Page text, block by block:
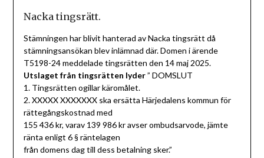
Nacka tingsrätt.
Stämningen har blivit hanterad av Nacka tingsrätt då
stämningsansökan blev inlämnad där. Domen i ärende
T5198-24 meddelade tingsrätten den 14 maj 2025.
Utslaget från tingsrätten lyder” DOMSLUT
1. Tingsrätten ogillar käromålet.
2. XXXXX XXXXXXX ska ersätta Härjedalens kommun för
rättegångskostnad med
155 436 kr, varav 139 986 kr avser ombudsarvode, jämte
ränta enligt 6 § räntelagen
från domens dag till dess betalning sker.”